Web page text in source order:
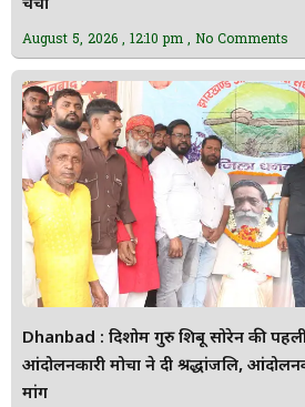
चर्चा
August 5, 2026 12:10 pm No Comments
Dhanbad : दिशोम गुरु शिबू सोरेन की
आंदोलनकारी मोर्चा ने दी श्रद्धांजलि,
मांग